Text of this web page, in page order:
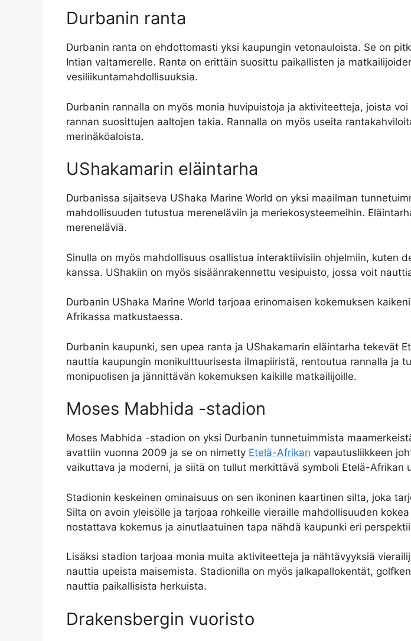
Durbanin ranta
Durbanin ranta on ehdottomasti yksi kaupungin vetonauloista. Se on
Intian valtamerelle. Ranta on erittäin suosittu paikallisten ja
vesiliikuntamahdollisuuksia.
Durbanin rannalla on myös monia huvipuistoja ja aktiviteetteja, joista
rannan suosittujen aaltojen takia. Rannalla on myös useita
merinäköaloista.
UShakamarin eläintarha
Durbanissa sijaitseva UShaka Marine World on yksi maailman
mahdollisuuden tutustua mereneläviin ja meriekosysteemeihin.
mereneläviä.
Sinulla on myös mahdollisuus osallistua interaktiivisiin ohjelmiin, kuten
kanssa. UShakiin on myös sisäänrakennettu vesipuisto, jossa voit
Durbanin UShaka Marine World tarjoaa erinomaisen kokemuksen
Afrikassa matkustaessa.
Durbanin kaupunki, sen upea ranta ja UShakamarin eläintarha tekevät
nauttia kaupungin monikulttuurisesta ilmapiiristä, rentoutua rannalla ja
monipuolisen ja jännittävän kokemuksen kaikille matkailijoille.
Moses Mabhida -stadion
Moses Mabhida -stadion on yksi Durbanin tunnetuimmista
avattiin vuonna 2009 ja se on nimetty Etelä-Afrikan vapautusliikkeen
vaikuttava ja moderni, ja siitä on tullut merkittävä symboli Etelä-Afrikan
Stadionin keskeinen ominaisuus on sen ikoninen kaartinen silta, joka
Silta on avoin yleisölle ja tarjoaa rohkeille vieraille mahdollisuuden
nostattava kokemus ja ainutlaatuinen tapa nähdä kaupunki eri
Lisäksi stadion tarjoaa monia muita aktiviteetteja ja nähtävyyksiä
nauttia upeista maisemista. Stadionilla on myös jalkapallokentät,
nauttia paikallisista herkuista.
Drakensbergin vuoristo